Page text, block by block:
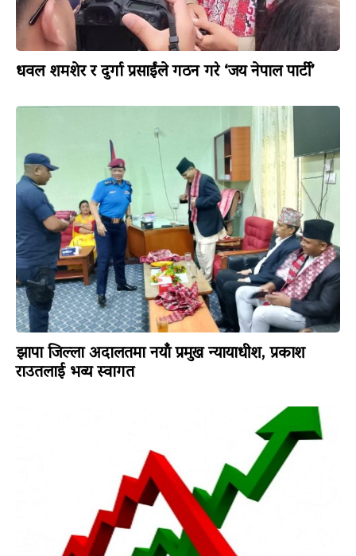
धवल शमशेर र दुर्गा प्रसाईंले गठन गरे ‘जय नेपाल पार्टी’
झापा जिल्ला अदालतमा नयाँ प्रमुख न्यायाधीश, प्रकाश
राउतलाई भव्य स्वागत